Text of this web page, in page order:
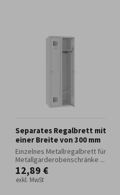
Separates Regalbrett mit
einer Breite von 300 mm
Einzelnes Metallregalbrett für
Metallgarderobenschränke ...
12,89 €
exkl. MwSt